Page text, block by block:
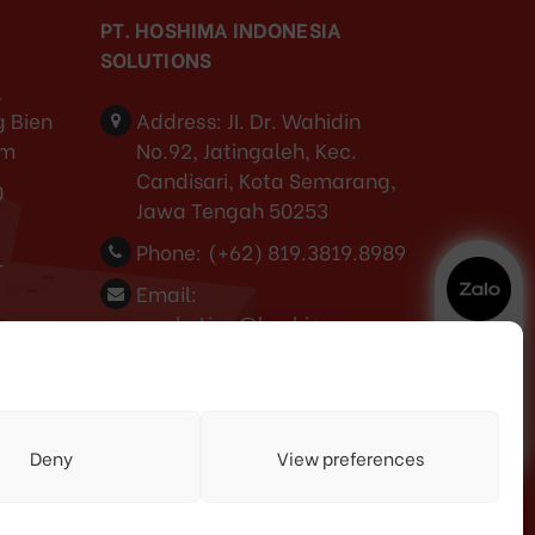
Deny View preferences
Bien
PT. HOSHIMA INDONESIA
SOLUTIONS
Address: JI. Dr. Wahidin
No.92, Jatingaleh, Kec.
Candisari, Kota Semarang,
Jawa Tengah 50253
Phone: (+62) 819.3819.8989‬
Email:
marketing@hoshima-